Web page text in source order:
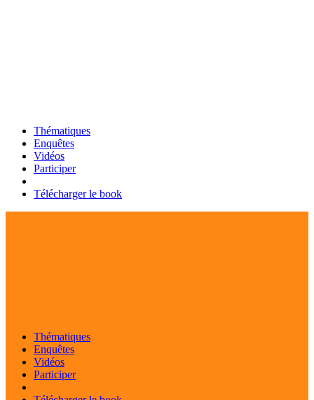
Thématiques
Enquêtes
Vidéos
Participer
Télécharger le book
Thématiques
Enquêtes
Vidéos
Participer